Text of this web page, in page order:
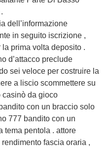
dell’informazione
in seguito iscrizione ,
prima volta deposito .
d’attacco preclude
sei veloce per costruire la
a liscio scommettere su
casinò da gioco
con un braccio solo
777 bandito con un
tema pentola . attore
fascia oraria ,